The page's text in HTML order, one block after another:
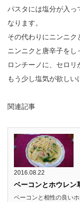
パスタには塩分が入っ
なります。
その代わりにニンニク
ニンニクと唐辛子を
ロンチーノに、セロリ
もう少し塩気が欲しい
関連記事
2016.08.22
ベーコンとホウレン
ベーコンと相性の良い